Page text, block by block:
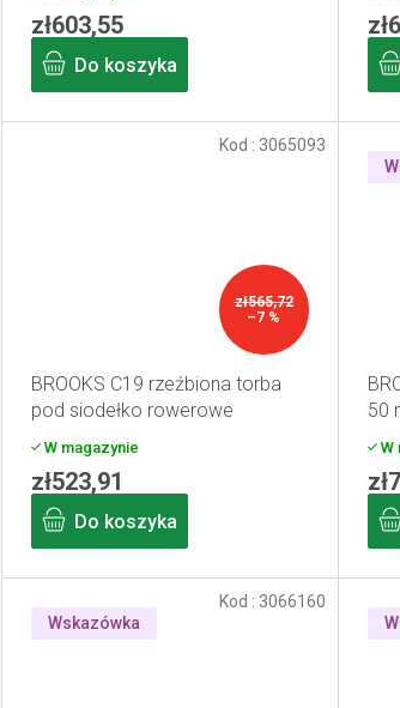
w
zł603,55
Do koszyka
zł565,72
–7 %
BROOKS C19 rzeźbiona torba
pod siodełko rowerowe
W magazynie
zł523,91
Do koszyka
Kod : 3065093
50
W
Wskazówka
Kod : 3066160